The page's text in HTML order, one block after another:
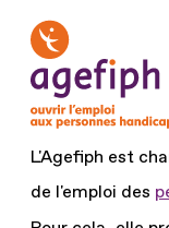
L'Agefiph est
de l'emploi des